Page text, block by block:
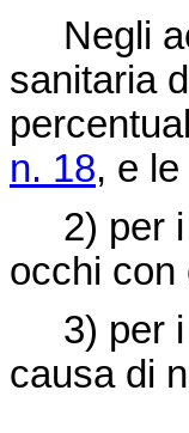
Negli
sanitaria
n. 18, e
2) per i
occhi con
3) per i
causa di